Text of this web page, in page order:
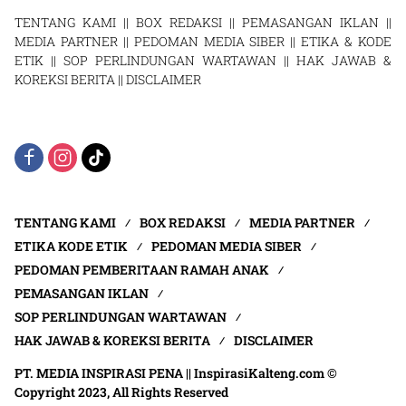
TENTANG KAMI || BOX REDAKSI || PEMASANGAN IKLAN ||
MEDIA PARTNER|| PEDOMAN MEDIA SIBER ||ETIKA & KODE
ETIK || SOP PERLINDUNGAN WARTAWAN || HAK JAWAB &
KOREKSI BERITA || DISCLAIMER
TENTANG KAMI BOX REDAKSI
MEDIA PARTNER
ETIKA KODE ETIK
PEDOMAN MEDIA SIBER
PEDOMAN PEMBERITAAN RAMAH ANAK
PEMASANGAN IKLAN
SOP PERLINDUNGAN WARTAWAN
HAK JAWAB & KOREKSI BERITA
DISCLAIMER
PT. MEDIA INSPIRASI PENA || InspirasiKalteng.com ©
Copyright 2023, All Rights Reserved